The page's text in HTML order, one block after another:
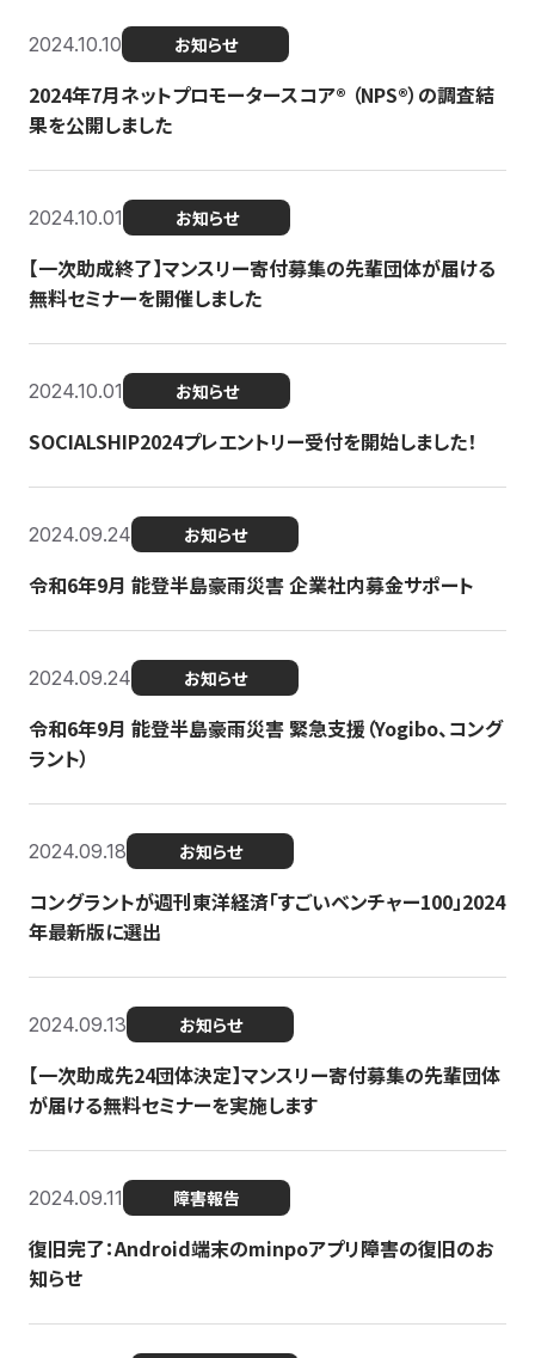
2024.10.10 お知らせ
2024年7月ネットプロモータースコア®︎ （NPS®︎）の調査結
果を公開しました
2024.10.01 お知らせ
【一次助成終了】マンスリー寄付募集の先輩団体が届ける
無料セミナーを開催しました
2024.10.01 お知らせ
SOCIALSHIP2024プレエントリー受付を開始しました！
2024.09.24 お知らせ
令和6年9月 能登半島豪雨災害 企業社内募金サポート
2024.09.24 お知らせ
令和6年9月 能登半島豪雨災害 緊急支援（Yogibo、コング
ラント）
2024.09.18 お知らせ
コングラントが週刊東洋経済「すごいベンチャー100」2024
年最新版に選出
2024.09.13 お知らせ
【一次助成先24団体決定】マンスリー寄付募集の先輩団体
が届ける無料セミナーを実施します
2024.09.11 障害報告
復旧完了：Android端末のminpoアプリ障害の復旧のお
知らせ